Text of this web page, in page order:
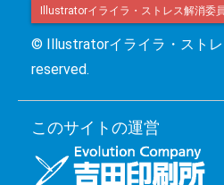
Illustratorイライラ・ストレス解消委
© Illustratorイライラ・スト
reserved.
このサイトの運営